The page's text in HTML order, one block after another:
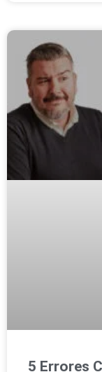
5 Errores